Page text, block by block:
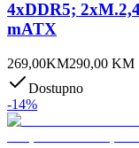
4xDDR5;
mATX
269,00KM290,00 KM
Dostupno
-14%